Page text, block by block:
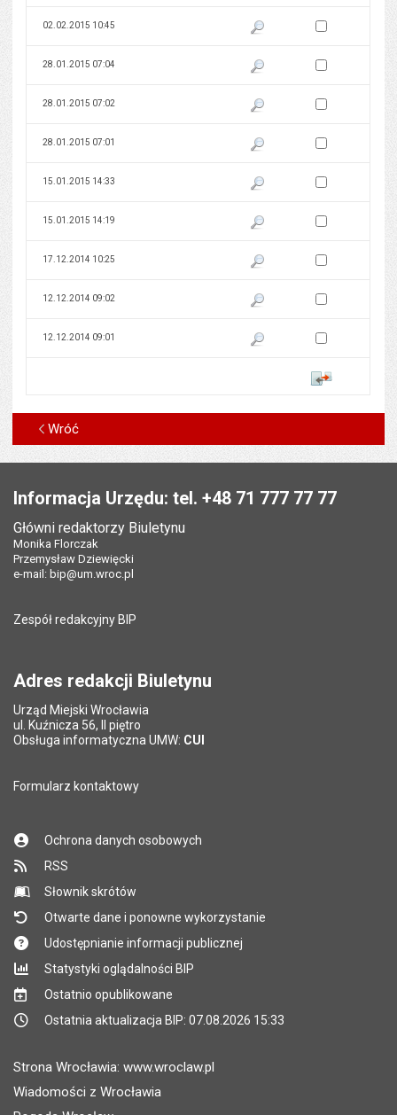
02.02.2015 10:45 Pokaż podgląd wersji z dnia
Zaznacz wersję do
28.01.2015 07:04 Pokaż podgląd wersji z dnia
Zaznacz wersję do
28.01.2015 07:02 Pokaż podgląd wersji z dnia
Zaznacz wersję do
28.01.2015 07:01 Pokaż podgląd wersji z dnia
Zaznacz wersję do
15.01.2015 14:33 Pokaż podgląd wersji z dnia
Zaznacz wersję do
15.01.2015 14:19 Pokaż podgląd wersji z dnia
Zaznacz wersję do
17.12.2014 10:25 Pokaż podgląd wersji z dnia
Zaznacz wersję do
12.12.2014 09:02 Pokaż podgląd wersji z dnia
Zaznacz wersję do
12.12.2014 09:01 Pokaż podgląd wersji z dnia
Zaznacz wersję do
Porównaj
Wróć
Informacja Urzędu: tel. +48 71 777 77 77
Główni redaktorzy Biuletynu
Monika Florczak
Przemysław Dziewięcki
e-mail: bip@um.wroc.pl
Zespół redakcyjny BIP
Adres redakcji Biuletynu
Urząd Miejski Wrocławia
ul. Kuźnicza 56, II piętro
Obsługa informatyczna UMW: CUI
Formularz kontaktowy
Ochrona danych osobowych
RSS
Słownik skrótów
Otwarte dane i ponowne wykorzystanie
Udostępnianie informacji publicznej
Statystyki oglądalności BIP
Ostatnio opublikowane
Ostatnia aktualizacja BIP: 07.08.2026 15:33
Strona Wrocławia: www.wroclaw.pl
Wiadomości z Wrocławia